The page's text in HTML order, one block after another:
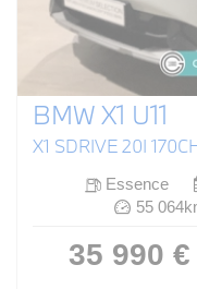
BMW X1 U11
X1 SDRIVE 20I
Essence
55
35 990 €